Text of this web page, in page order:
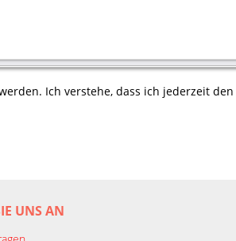
Ich verstehe, dass ich jederzeit
UNS AN